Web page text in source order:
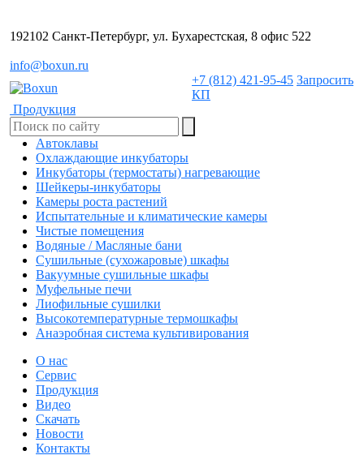
192102 Санкт-Петербург, ул. Бухарестская, 8 офис 522
info@boxun.ru
Продукция
Автоклавы
Охлаждающие инкубаторы
Инкубаторы (термостаты) нагревающие
Шейкеры-инкубаторы
Камеры роста растений
Испытательные и климатические камеры
Чистые помещения
Водяные / Масляные бани
Сушильные (сухожаровые) шкафы
Вакуумные сушильные шкафы
Муфельные печи
Лиофильные сушилки
Высокотемпературные термошкафы
Анаэробная система культивирования
+7 (812) 421-95-45 Запросить
КП
О нас
Сервис
Продукция
Видео
Скачать
Новости
Контакты